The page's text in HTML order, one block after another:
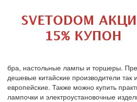
бра, настольные лампы и торшеры.
дешевые китайские производители так
европейские. Также можно купить
лампочки и электроустановочные